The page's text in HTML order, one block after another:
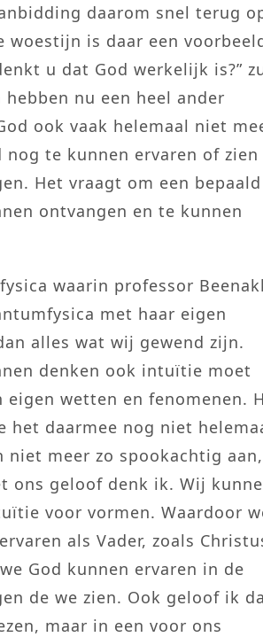
daarom snel terug
woestijn is daar een
u dat God werkelijk is?”
nu een heel ander
ook vaak helemaal niet
te kunnen ervaren of zien
Het vraagt om een bepaald
ontvangen en te kunnen
waarin professor
met haar eigen
alles wat wij gewend zijn.
denken ook intuïtie moet
wetten en fenomenen.
daarmee nog niet
meer zo spookachtig aan,
ons geloof denk ik. Wij
voor vormen. Waardoor
als Vader, zoals
God kunnen ervaren in de
de we zien. Ook geloof ik
maar in een voor ons